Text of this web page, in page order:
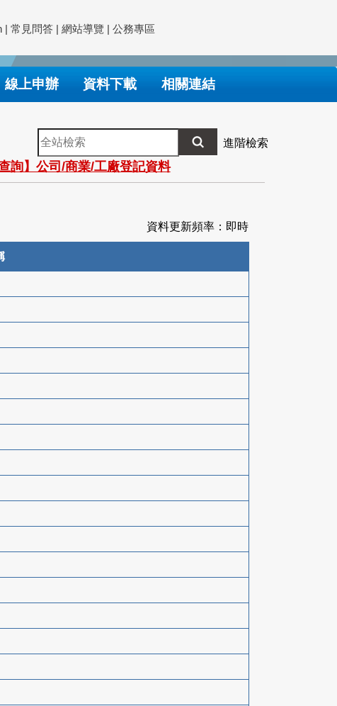
| 常見問答 | 網站導覽 | 公務專區
線上申辦 資料下載 相關連結
全
站
檢
索
進階檢索
查詢】公司/商業/工廠登記資料
資料更新頻率：即時